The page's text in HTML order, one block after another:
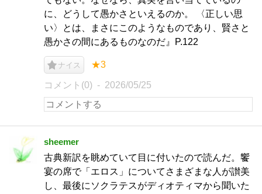
に、どうして愚かさといえるのか。 〈正しい思
い〉とは、まさにこのようなものであり、賢さと
愚かさの間にあるものなのだ』P.122
ナイス ★3
コメント(0) 2026/05/25
sheemer
古典新訳を眺めていて目に付いたので読んだ。饗
宴の席で「エロス」についてさまざまな人が讃美
し、最後にソクラテスがディオティマから聞いた